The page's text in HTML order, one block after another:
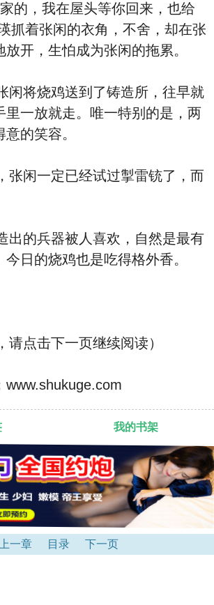
的，我在屋头等你回来，也给
抓着张闲的衣角，不舍，却在张
开，生怕成为张闲的拖累。
将烧鸡送到了铸造所，往早就
里一放就走。唯一特别的是，两
的笑容。
闲一定已经试过掣雷铳了，而
的兵器被人喜欢，自然是最有
日的烧鸡也是吃得格外香。
点击下一页继续阅读）
我的书架
上一章 目录 下一页